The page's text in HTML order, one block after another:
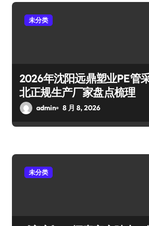
未分类
2026年沈阳远鼎塑业PE管
北正规生产厂家盘点梳理
admin 8 月 8, 2026
未分类